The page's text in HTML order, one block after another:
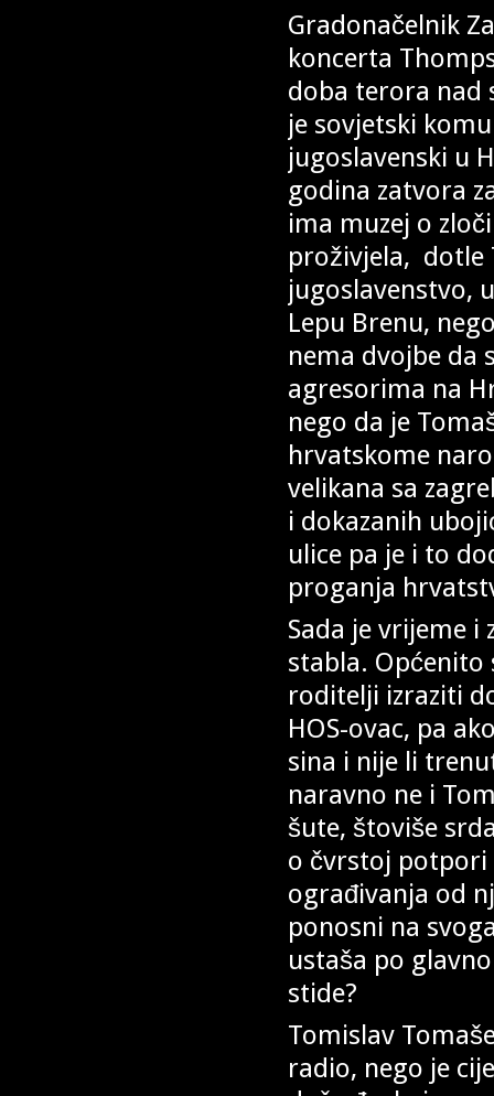
Gradonačelnik
koncerta
doba terora nad
je sovjetski
jugoslavenski u
godina zatvora
ima muzej o
proživjela, dotle
jugoslavenstvo,
Lepu Brenu,
nema dvojbe da
agresorima na
nego da je
hrvatskome
velikana sa
i dokazanih
ulice pa je i to
proganja
Sada je vrijeme
stabla. Općenito
roditelji izraziti
HOS-ovac, pa
sina i nije li
naravno ne i
šute, štoviše
o čvrstoj potpori
ograđivanja od
ponosni na
ustaša po
stide?
Tomislav
radio, nego je